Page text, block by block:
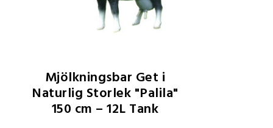
Mjölkningsbar Get i
Naturlig Storlek "Palila"
150 cm – 12L Tank